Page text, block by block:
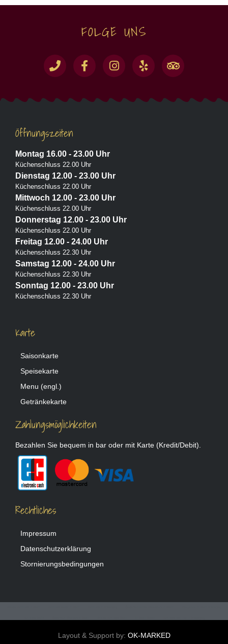
FOLGE UNS
Öffnungszeiten
Montag 16.00 - 23.00 Uhr
Küchenschluss 22.00 Uhr
Dienstag 12.00 - 23.00 Uhr
Küchenschluss 22.00 Uhr
Mittwoch 12.00 - 23.00 Uhr
Küchenschluss 22.00 Uhr
Donnerstag 12.00 - 23.00 Uhr
Küchenschluss 22.00 Uhr
Freitag 12.00 - 24.00 Uhr
Küchenschluss 22.30 Uhr
Samstag 12.00 - 24.00 Uhr
Küchenschluss 22.30 Uhr
Sonntag 12.00 - 23.00 Uhr
Küchenschluss 22.30 Uhr
Karte
Saisonkarte
Speisekarte
Menu (engl.)
Getränkekarte
Zahlungsmöglichkeiten
Bezahlen Sie bequem in bar oder mit Karte (Kredit/Debit).
Rechtliches
Impressum
Datenschutzerklärung
Stornierungsbedingungen
Pfifferlinge Restaurant Berlin Pfifferlinge essen Berlin
Layout & Support by: OK-MARKED